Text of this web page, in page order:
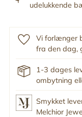
udelukkende
Vi forlænger
fra den dag,
1-3 dages
ombytning
Smykket
Melchior